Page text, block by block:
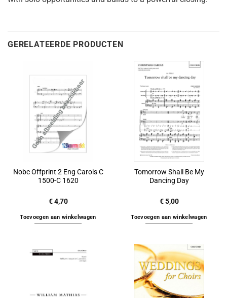
GERELATEERDE PRODUCTEN
Nobc Offprint 2 Eng Carols C
1500-C 1620
€4,70
Toevoegen aan winkelwagen
Tomorrow Shall Be My
Dancing Day
€5,00
Toevoegen aan winkelwagen